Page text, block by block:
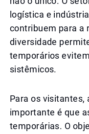
logística e
contribuem para a
diversidade
temporários
sistêmicos.
Para os visitantes,
importante é que
temporárias. O